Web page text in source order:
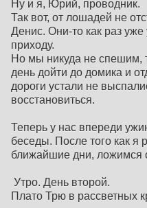
Ну и я, Юрий, проводник.
Так вот, от лошадей не
Денис. Они-то как раз
приходу.
Но мы никуда не спешим,
день дойти до домика и
дороги устали не
восстановиться.
Теперь у нас впереди
беседы. После того как я
ближайшие дни, ложимся
Утро. День второй.
Плато Трю в рассветных